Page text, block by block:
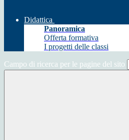
Didattica
Panoramica
Offerta formativa
I progetti delle classi
Campo di ricerca per le pagine del sito